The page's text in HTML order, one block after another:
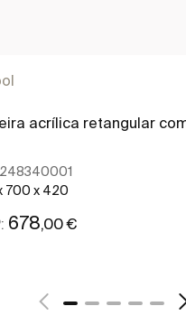
acrílica retangular
700 x 420
678 ,00 €